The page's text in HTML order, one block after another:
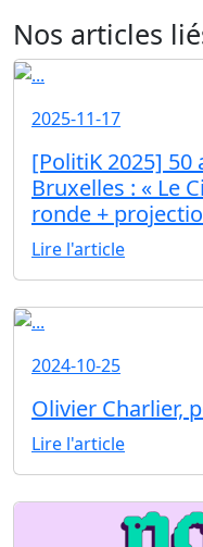
Nos articles
2025-11-17
[PolitiK 2025] 50
Bruxelles : « Le
ronde +
Lire l'article
2024-10-25
Olivier Charlier,
Lire l'article